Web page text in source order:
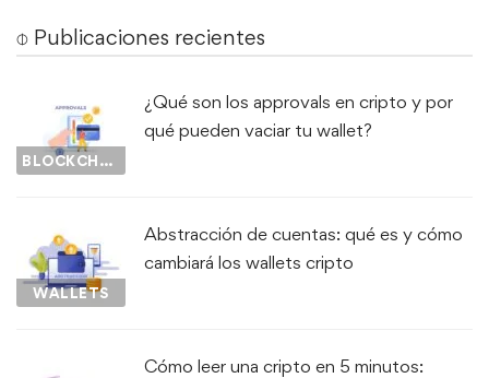
⌽ Publicaciones recientes
BLOCKCHAIN
¿Qué son los approvals en cripto y por
qué pueden vaciar tu wallet?
WALLETS
Abstracción de cuentas: qué es y cómo
cambiará los wallets cripto
Cómo leer una cripto en 5 minutos: